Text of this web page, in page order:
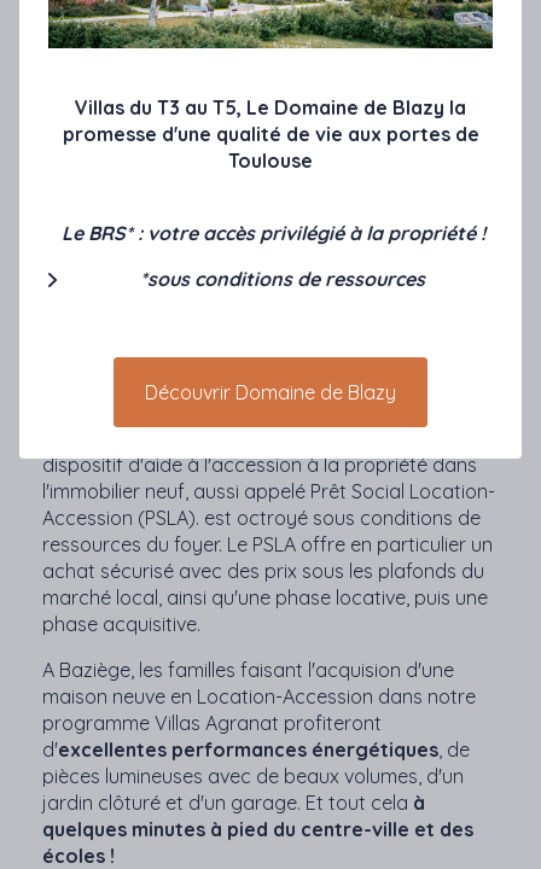
répondra aux exigences du label E+C- (Batiment à
énergie positive et Réduction Carbone) aux
RT2012 et vous offrira une réelle qualité de vie avec
ses pièces lumineuses et
son jardin paysager privatif.
VILLAS AGRANAT À BAZIÈGE,
MAISON NEUVE À PARTIR DE
Dans les côteaux du Lauragais, à 15 minutes de
Labège et de Ramonville, devenez propriétaire
à Bazièges en
dispositif d'aide à l'accession à la propriété dans
l'immobilier neuf, aussi appelé Prêt Social Location-
Accession (PSLA). est octroyé sous conditions de
ressources du foyer. Le PSLA offre en particulier un
achat sécurisé avec des prix sous les plafonds du
marché local, ainsi qu'une phase locative, puis une
phase acquisitive.
A Baziège, les familles faisant l'acquision d'une
maison neuve en Location-Accession dans notre
programme Villas Agranat profiteront
d'excellentes performances énergétiques , de
pièces lumineuses avec de beaux volumes, d'un
jardin clôturé et d'un garage. Et tout cela à
quelques minutes à pied du centre-ville et des
écoles !
Villas du T3 au T5, Le Domaine de Blazy la
promesse d'une qualité de vie aux portes de
Toulouse
Le BRS* : votre accès privilégié à la propriété !
*sous conditions de ressources
Découvrir Domaine de Blazy